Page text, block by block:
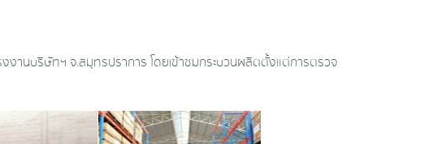
งานบริษัทฯ จ.สมุทรปราการ โดยเข้าชมกระบวนผลิตตั้งแต่การตรวจ